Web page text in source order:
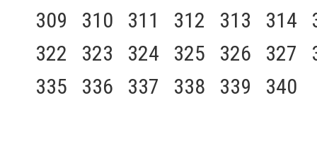
309
310 311 312 313 314
322
323 324 325 326 327
335
336 337 338 339 340